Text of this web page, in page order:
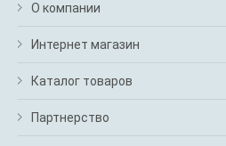
О компании
Интернет магазин
Каталог товаров
Партнерство